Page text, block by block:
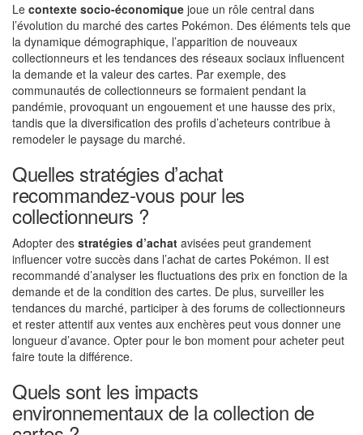
Le contexte socio-économique joue un rôle central dans
l’évolution du marché des cartes Pokémon. Des éléments tels que
la dynamique démographique, l’apparition de nouveaux
collectionneurs et les tendances des réseaux sociaux influencent
la demande et la valeur des cartes. Par exemple, des
communautés de collectionneurs se formaient pendant la
pandémie, provoquant un engouement et une hausse des prix,
tandis que la diversification des profils d’acheteurs contribue à
remodeler le paysage du marché.
Quelles stratégies d’achat
recommandez-vous pour les
collectionneurs ?
Adopter des stratégies d’achat avisées peut grandement
influencer votre succès dans l’achat de cartes Pokémon. Il est
recommandé d’analyser les fluctuations des prix en fonction de la
demande et de la condition des cartes. De plus, surveiller les
tendances du marché, participer à des forums de collectionneurs
et rester attentif aux ventes aux enchères peut vous donner une
longueur d’avance. Opter pour le bon moment pour acheter peut
faire toute la différence.
Quels sont les impacts
environnementaux de la collection de